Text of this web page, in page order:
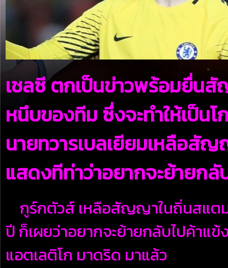
เชลซี ตกเป็นข่าวพร้อมยื่น
หนึบของทีม ซึ่งจะทำให้เป็น
นายทวารเบลเยียมเหลือสั
แสดงทีท่าว่าอยากจะย้ายกลั
กูร์กตัวส์ เหลือสัญญาในถิ่นสแต
ปี ก็เผยว่าอยากจะย้ายกลับไปค้าแ
แอตเลติโก มาดริด มาแล้ว